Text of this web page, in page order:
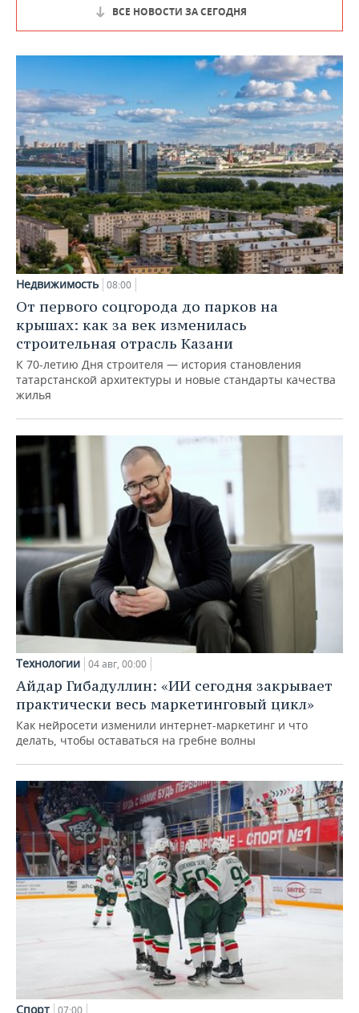
ВСЕ НОВОСТИ ЗА СЕГОДНЯ
Недвижимость 08:00
От первого соцгорода до парков на
крышах: как за век изменилась
строительная отрасль Казани
К 70-летию Дня строителя — история становления
татарстанской архитектуры и новые стандарты качества
жилья
Технологии 04 авг, 00:00
Айдар Гибадуллин: «ИИ сегодня закрывает
практически весь маркетинговый цикл»
Как нейросети изменили интернет-маркетинг и что
делать, чтобы оставаться на гребне волны
Спорт 07:00